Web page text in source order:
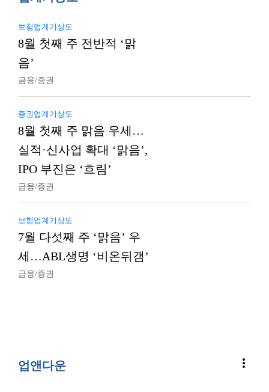
보험업계기상도
8월 첫째 주 전반적 ‘맑
음’
금융/증권
증권업계기상도
8월 첫째 주 맑음 우세…
실적·신사업 확대 ‘맑음’,
IPO 부진은 ‘흐림’
금융/증권
보험업계기상도
7월 다섯째 주 ‘맑음’ 우
세…ABL생명 ‘비온뒤갬’
금융/증권
업앤다운 more_vert